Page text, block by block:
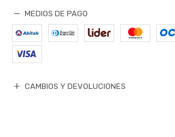
MEDIOS DE PAGO
CAMBIOS Y DEVOLUCIONES